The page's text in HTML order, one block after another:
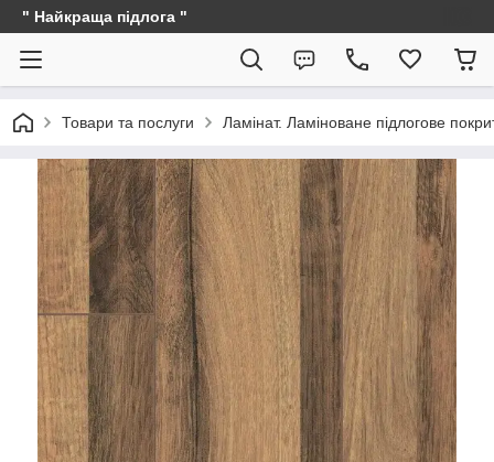
" Найкраща підлога "
Товари та послуги Ламінат. Ламіноване підлогове